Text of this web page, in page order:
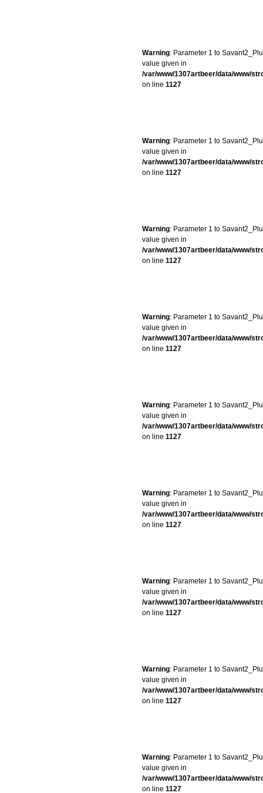
Warning: Parameter 1 to
value given in
/var/www/1307artbeer/data/www/
on line 1127
Warning: Parameter 1 to
value given in
/var/www/1307artbeer/data/www/
on line 1127
Warning: Parameter 1 to
value given in
/var/www/1307artbeer/data/www/
on line 1127
Warning: Parameter 1 to
value given in
/var/www/1307artbeer/data/www/
on line 1127
Warning: Parameter 1 to
value given in
/var/www/1307artbeer/data/www/
on line 1127
Warning: Parameter 1 to
value given in
/var/www/1307artbeer/data/www/
on line 1127
Warning: Parameter 1 to
value given in
/var/www/1307artbeer/data/www/
on line 1127
Warning: Parameter 1 to
value given in
/var/www/1307artbeer/data/www/
on line 1127
Warning: Parameter 1 to
value given in
/var/www/1307artbeer/data/www/
on line 1127